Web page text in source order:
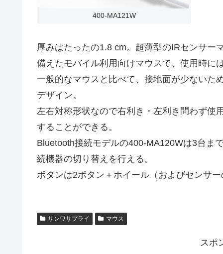
400-MA121W
厚みはたったの1.8 cm。超薄型のIRセンサー
備えたモバイル利用向けマウスで、使用時に
一般的なマウスと比べて、接地面が少ないた
デザイン。
左右対称形状なので右利き・左利き問わず使
することができる。
Bluetooth接続モデルの400-MA120Wは3台ま
続機器の切り替えを行える。
ボタンは2ボタン＋ホイール（およびセンサ
サンワサプライ マウス
スポ